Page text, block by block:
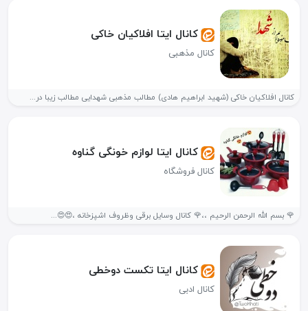
کانال ایتا افلاکیان خاکی
کانال مذهبی
کانال افلاکیان خاکی (شهید ابراهیم هادی) مطالب مذهبی شهدایی مطالب زیبا در...
کانال ایتا لوازم خونگی گناوه
کانال فروشگاه
🌹 بسم الله الرحمن الرحیم ،،🌹 کانال وسایل برقی وظروف اشپزخانه ،😍😍...
کانال ایتا تکست دوخطی
کانال ادبی